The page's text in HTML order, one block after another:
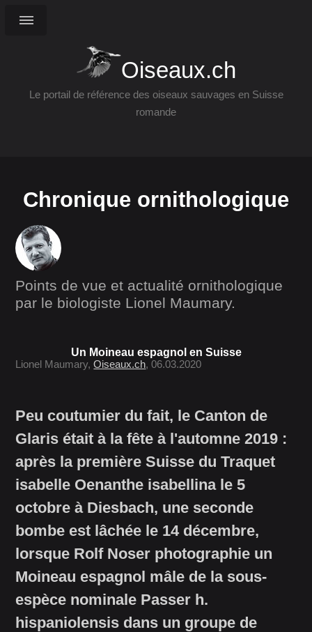
Oiseaux.ch
Le portail de référence des oiseaux sauvages en Suisse
romande
Chronique ornithologique
Points de vue et actualité ornithologique
par le biologiste Lionel Maumary.
Un Moineau espagnol en Suisse
Lionel Maumary,Oiseaux.ch, 06.03.2020
Peu coutumier du fait, le Canton de
Glaris était à la fête à l'automne 2019 :
après la première Suisse du Traquet
isabelle Oenanthe isabellina le 5
octobre à Diesbach, une seconde
bombe est lâchée le 14 décembre,
lorsque Rolf Noser photographie un
Moineau espagnol mâle de la sous-
espèce nominale Passer h.
hispaniolensis dans un groupe de